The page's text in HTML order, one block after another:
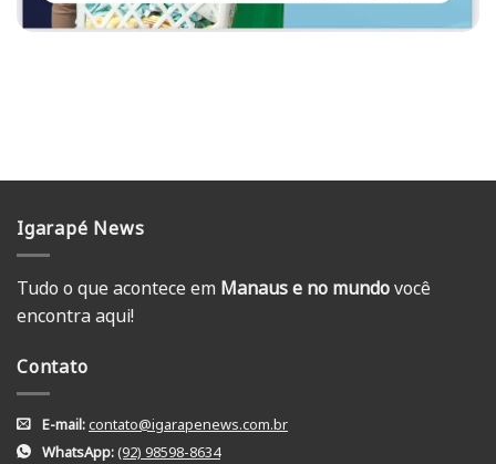
Igarapé News
Tudo o que acontece em Manaus e no mundovocê
encontra aqui!
Contato
E-mail:contato@igarapenews.com.br
WhatsApp:(92) 98598-8634